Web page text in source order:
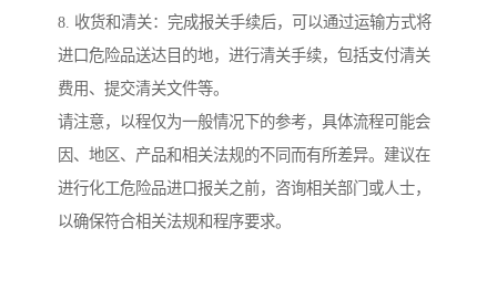
8. 收货和清关：完成报关手续后，可以通过运输方式将
进口危险品送达目的地，进行清关手续，包括支付清关
费用、提交清关文件等。
请注意，以程仅为一般情况下的参考，具体流程可能会
因、地区、产品和相关法规的不同而有所差异。建议在
进行化工危险品进口报关之前，咨询相关部门或人士，
以确保符合相关法规和程序要求。